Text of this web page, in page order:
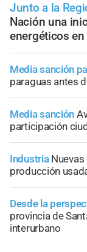
Junto a la
Nación una
energéticos
Media sanción
paraguas antes
Media sanción
participación
Industria
producción
Desde la
provincia de
interurbano